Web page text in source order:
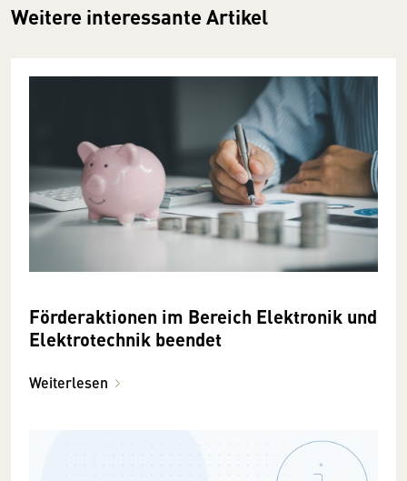
Weitere interessante Artikel
Förderaktionen im Bereich Elektronik und
Elektrotechnik beendet
Weiterlesen